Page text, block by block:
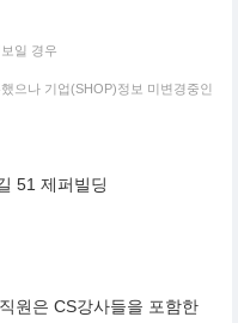
일 경우
으나 기업(SHOP)정보 미변경중인
51 제퍼빌딩
원은 CS강사들을 포함한